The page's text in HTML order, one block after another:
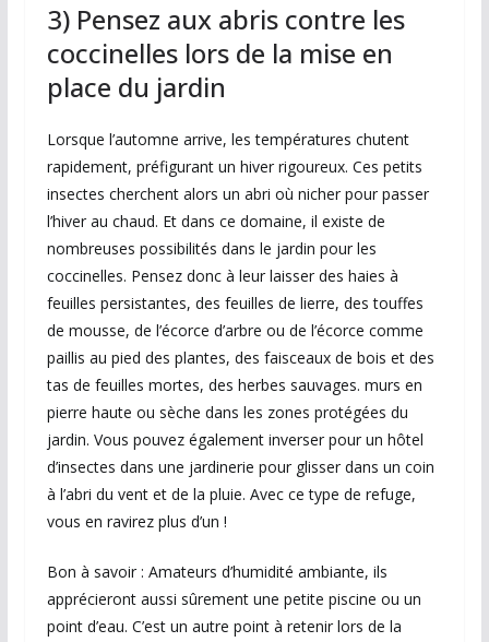
3) Pensez aux abris contre les
coccinelles lors de la mise en
place du jardin
Lorsque l’automne arrive, les températures chutent
rapidement, préfigurant un hiver rigoureux. Ces petits
insectes cherchent alors un abri où nicher pour passer
l’hiver au chaud. Et dans ce domaine, il existe de
nombreuses possibilités dans le jardin pour les
coccinelles. Pensez donc à leur laisser des haies à
feuilles persistantes, des feuilles de lierre, des touffes
de mousse, de l’écorce d’arbre ou de l’écorce comme
paillis au pied des plantes, des faisceaux de bois et des
tas de feuilles mortes, des herbes sauvages. murs en
pierre haute ou sèche dans les zones protégées du
jardin. Vous pouvez également inverser pour un hôtel
d’insectes dans une jardinerie pour glisser dans un coin
à l’abri du vent et de la pluie. Avec ce type de refuge,
vous en ravirez plus d’un !
Bon à savoir : Amateurs d’humidité ambiante, ils
apprécieront aussi sûrement une petite piscine ou un
point d’eau. C’est un autre point à retenir lors de la